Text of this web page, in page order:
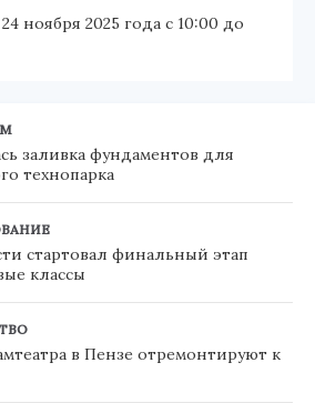
ноября 2025 года с 10:00 до
заливка фундаментов для
технопарка
стартовал финальный этап
классы
в Пензе отремонтируют к